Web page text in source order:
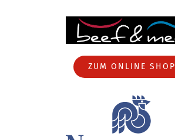
ZUM ONLINE SHOP